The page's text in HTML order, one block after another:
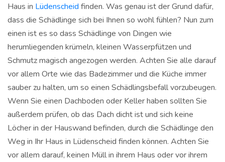
Haus in Lüdenscheid finden. Was genau ist der Grund dafür,
dass die Schädlinge sich bei Ihnen so wohl fühlen? Nun zum
einen ist es so dass Schädlinge von Dingen wie
herumliegenden krümeln, kleinen Wasserpfützen und
Schmutz magisch angezogen werden. Achten Sie alle darauf
vor allem Orte wie das Badezimmer und die Küche immer
sauber zu halten, um so einen Schädlingsbefall vorzubeugen.
Wenn Sie einen Dachboden oder Keller haben sollten Sie
außerdem prüfen, ob das Dach dicht ist und sich keine
Löcher in der Hauswand befinden, durch die Schädlinge den
Weg in Ihr Haus in Lüdenscheid finden können. Achten Sie
vor allem darauf, keinen Müll in ihrem Haus oder vor ihrem